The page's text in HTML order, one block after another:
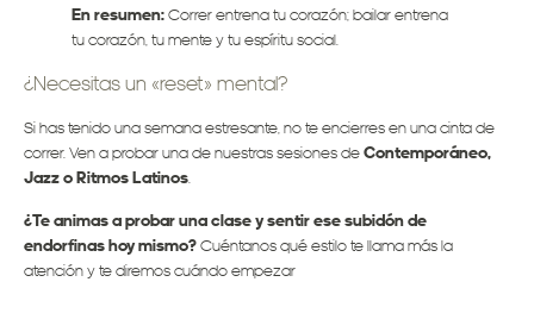
En resumen:Correr entrena tu corazón; bailar entrena
tu corazón, tu mente y tu espíritu social.
¿Necesitas un «reset» mental?
Si has tenido una semana estresante, no te encierres en una cinta de
correr. Ven a probar una de nuestras sesiones deContemporáneo,
Jazz o Ritmos Latinos.
¿Te animas a probar una clase y sentir ese subidón de
endorfinas hoy mismo?Cuéntanos qué estilo te llama más la
atención y te diremos cuándo empezar